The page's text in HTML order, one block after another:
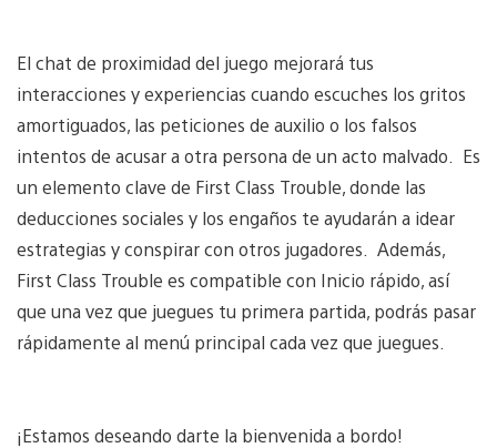
El chat de proximidad del juego mejorará tus
interacciones y experiencias cuando escuches los gritos
amortiguados, las peticiones de auxilio o los falsos
intentos de acusar a otra persona de un acto malvado. Es
un elemento clave de First Class Trouble, donde las
deducciones sociales y los engaños te ayudarán a idear
estrategias y conspirar con otros jugadores. Además,
First Class Trouble es compatible con Inicio rápido, así
que una vez que juegues tu primera partida, podrás pasar
rápidamente al menú principal cada vez que juegues.
¡Estamos deseando darte la bienvenida a bordo!